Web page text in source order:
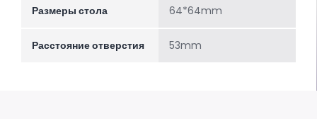
Размеры стола 64*64mm
Расстояние отверстия 53mm